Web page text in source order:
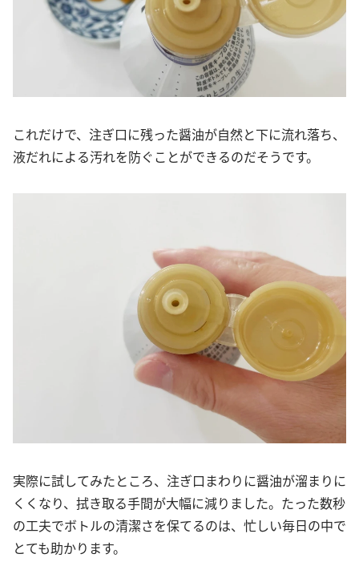
これだけで、注ぎ口に残った醤油が自然と下に流れ落ち、
液だれによる汚れを防ぐことができるのだそうです。
実際に試してみたところ、注ぎ口まわりに醤油が溜まりに
くくなり、拭き取る手間が大幅に減りました。たった数秒
の工夫でボトルの清潔さを保てるのは、忙しい毎日の中で
とても助かります。